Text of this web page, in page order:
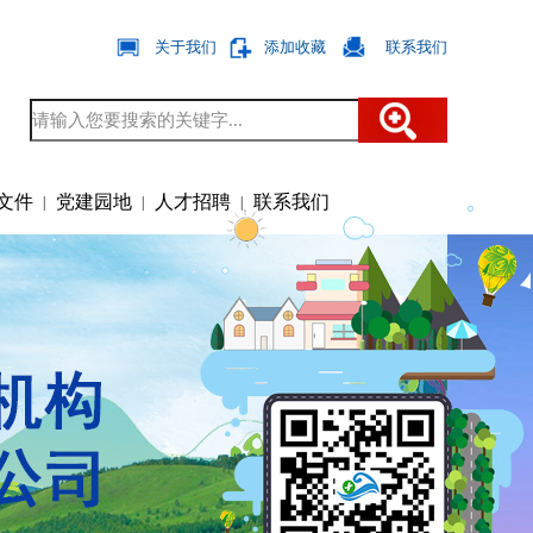
关于我们
添加收藏
联系我们
件 | 党建园地 | 人才招聘 | 联系我们